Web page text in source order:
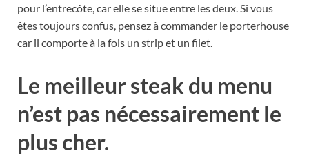
pour l’entrecôte, car elle se situe entre les deux. Si vous
êtes toujours confus, pensez à commander le porterhouse
car il comporte à la fois un strip et un filet.
Le meilleur steak du menu
n’est pas nécessairement le
plus cher.